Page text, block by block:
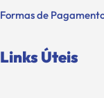
Formas de
Links Úteis